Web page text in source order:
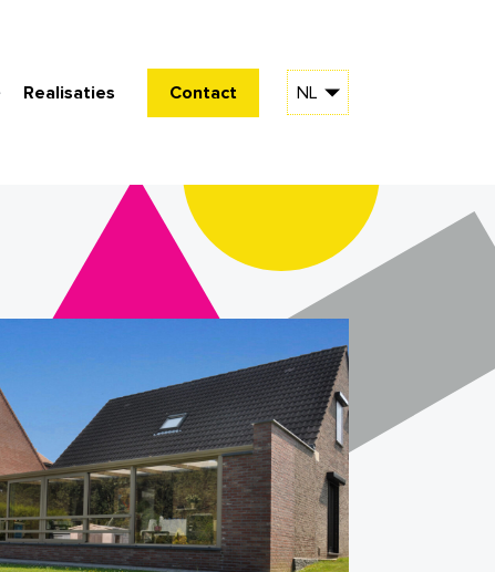
Realisaties Contact NL